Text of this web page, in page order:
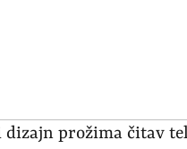
prožima čitav